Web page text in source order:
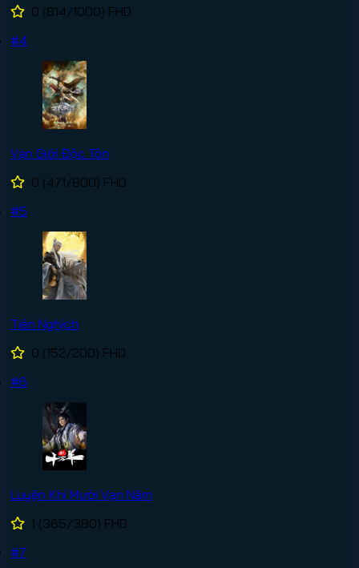
0 (814/1000) FHD
#4
Vạn Giới Độc Tôn
0 (471/800) FHD
#5
Tiên Nghịch
0 (152/200) FHD
#6
Luyện Khí Mười Vạn Năm
1 (365/380) FHD
#7